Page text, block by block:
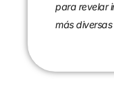
para revelar
más